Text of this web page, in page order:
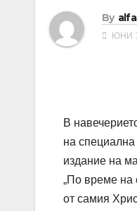
By
ЮНИ
В
на
издание на
„По време на
от самия